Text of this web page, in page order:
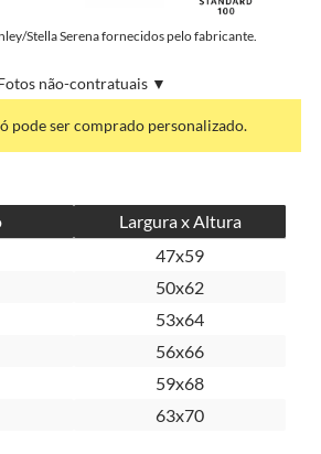
Stella Serena fornecidos pelo fabricante.
não-contratuais ▼
pode ser comprado personalizado.
Largura x Altura
47x59
50x62
53x64
56x66
59x68
63x70